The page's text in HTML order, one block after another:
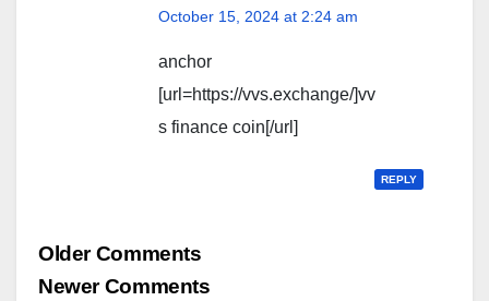
October 15, 2024 at 2:24 am
anchor
[url=https://vvs.exchange/]vv
s finance coin[/url]
REPLY
Comment
Older Comments
Newer Comments